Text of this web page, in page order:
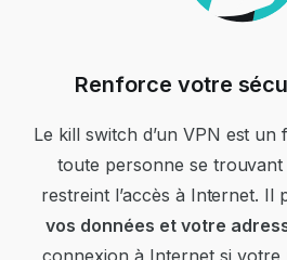
Renforce votre
Le kill switch d’un VPN est
toute personne se trouvant
restreint l’accès à Internet. Il
vos données et votre
connexion à Internet si